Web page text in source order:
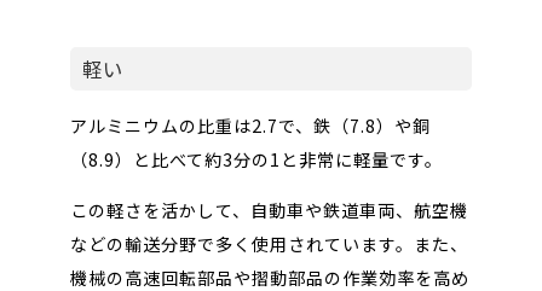
軽い
アルミニウムの比重は2.7で、鉄（7.8）や銅
（8.9）と比べて約3分の1と非常に軽量です。
この軽さを活かして、自動車や鉄道車両、航空機
などの輸送分野で多く使用されています。また、
機械の高速回転部品や摺動部品の作業効率を高め